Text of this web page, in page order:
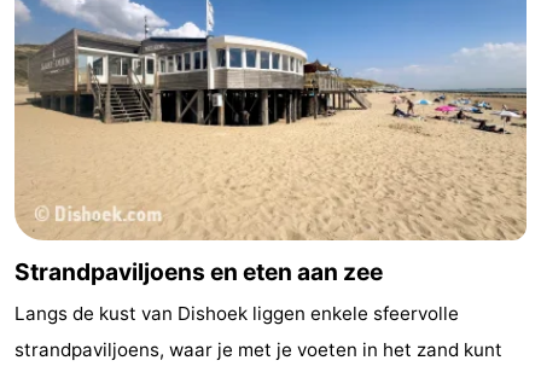
Bruinisse
-
Zierikzee
-
Natuur
Oosterschelde
Burgh
Haamstede
Natuur
Kop
van
Walcheren
-
Veere
Strandpaviljoens en eten aan zee
Langs de kust van Dishoek liggen enkele sfeervolle
strandpaviljoens, waar je met je voeten in het zand kunt